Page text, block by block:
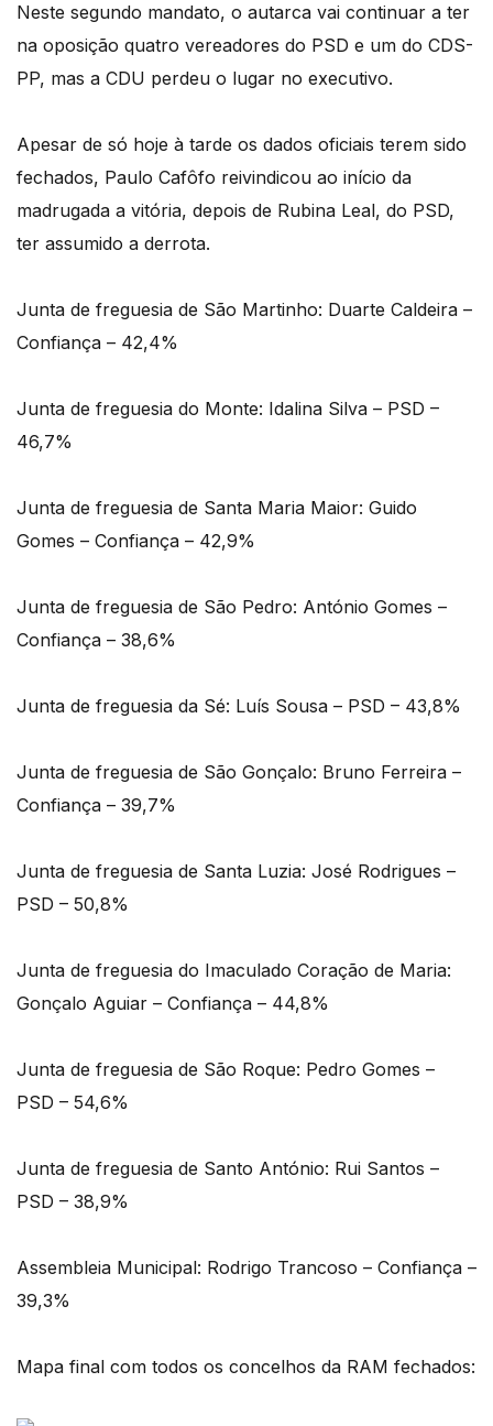
Neste segundo mandato, o autarca vai continuar a ter
na oposição quatro vereadores do PSD e um do CDS-
PP, mas a CDU perdeu o lugar no executivo.
Apesar de só hoje à tarde os dados oficiais terem sido
fechados, Paulo Cafôfo reivindicou ao início da
madrugada a vitória, depois de Rubina Leal, do PSD,
ter assumido a derrota.
Junta de freguesia de São Martinho: Duarte Caldeira –
Confiança – 42,4%
Junta de freguesia do Monte: Idalina Silva – PSD –
46,7%
Junta de freguesia de Santa Maria Maior: Guido
Gomes – Confiança – 42,9%
Junta de freguesia de São Pedro: António Gomes –
Confiança – 38,6%
Junta de freguesia da Sé: Luís Sousa – PSD – 43,8%
Junta de freguesia de São Gonçalo: Bruno Ferreira –
Confiança – 39,7%
Junta de freguesia de Santa Luzia: José Rodrigues –
PSD – 50,8%
Junta de freguesia do Imaculado Coração de Maria:
Gonçalo Aguiar – Confiança – 44,8%
Junta de freguesia de São Roque: Pedro Gomes –
PSD – 54,6%
Junta de freguesia de Santo António: Rui Santos –
PSD – 38,9%
Assembleia Municipal: Rodrigo Trancoso – Confiança –
39,3%
Mapa final com todos os concelhos da RAM fechados: